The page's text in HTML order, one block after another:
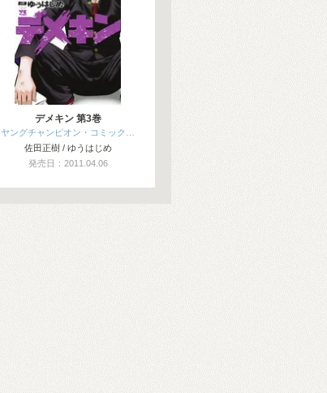
デメキン 第3巻
ヤングチャンピオン・コミック…
佐田正樹 / ゆうはじめ
発売日：2011.04.06